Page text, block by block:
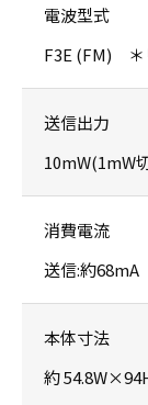
電波型式
F3E (FM) ＊
送信出力
10mW(1mW
消費電流
送信:約
本体寸法
約